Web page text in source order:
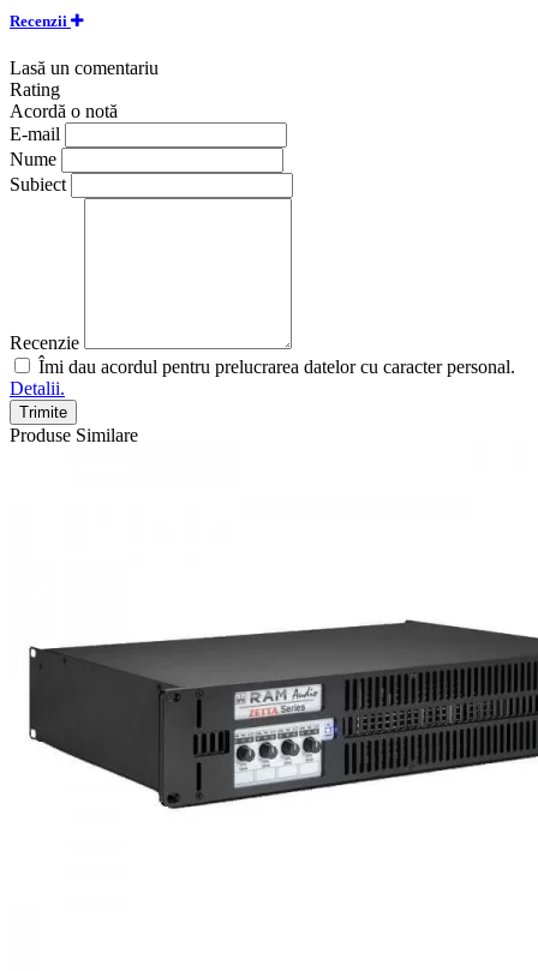
Recenzii
Lasă un comentariu
Rating
Acordă o notă
E-mail
Nume
Subiect
Recenzie
Îmi dau acordul pentru prelucrarea datelor cu caracter personal.
Detalii.
Trimite
Produse Similare